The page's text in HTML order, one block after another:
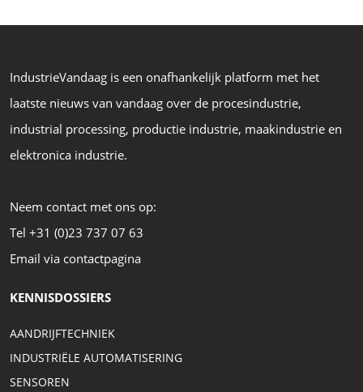
IndustrieVandaag is een onafhankelijk platform met het
laatste nieuws van vandaag over de procesindustrie,
industrial processing, productie industrie, maakindustrie en
elektronica industrie.
Neem contact met ons op:
Tel +31 (0)23 737 07 63
Email via contactpagina
KENNISDOSSIERS
AANDRIJFTECHNIEK
INDUSTRIËLE AUTOMATISERING
SENSOREN